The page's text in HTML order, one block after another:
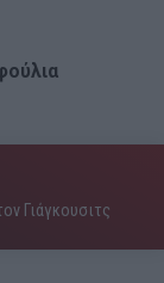
Γιάγκουσιτς